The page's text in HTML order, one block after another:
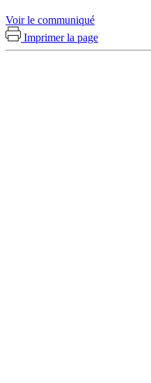
Voir le communiqué
Imprimer la page